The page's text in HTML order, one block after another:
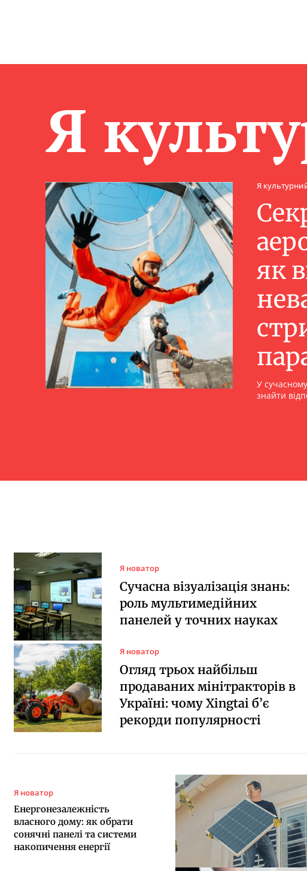
Я
Я
як
У
знайти
Я новатор
Сучасна візуалізація знань:
роль мультимедійних
панелей у точних науках
Я новатор
Огляд трьох найбільш
продаваних мінітракторів в
Україні: чому Xingtai б’є
рекорди популярності
Я новатор
Енергонезалежність
власного дому: як обрати
сонячні панелі та системи
накопичення енергії